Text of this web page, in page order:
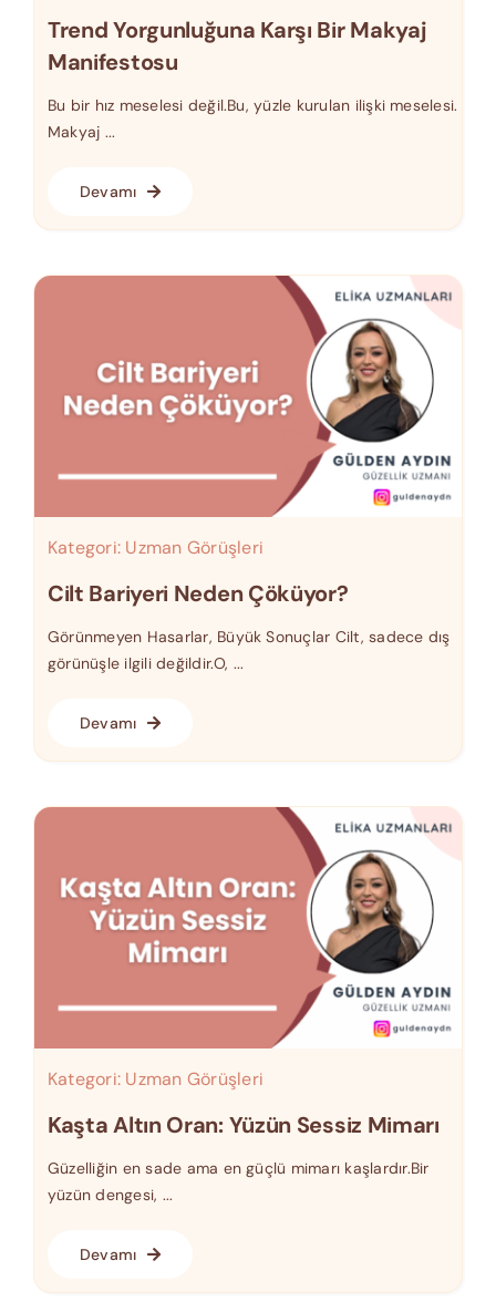
Trend Yorgunluğuna Karşı Bir Makyaj
Manifestosu
Bu bir hız meselesi değil.Bu, yüzle kurulan ilişki meselesi.
Makyaj ...
Devamı
Kategori: Uzman Görüşleri
Cilt Bariyeri Neden Çöküyor?
Görünmeyen Hasarlar, Büyük Sonuçlar Cilt, sadece dış
görünüşle ilgili değildir.O, ...
Devamı
Kategori: Uzman Görüşleri
Kaşta Altın Oran: Yüzün Sessiz Mimarı
Güzelliğin en sade ama en güçlü mimarı kaşlardır.Bir
yüzün dengesi, ...
Devamı